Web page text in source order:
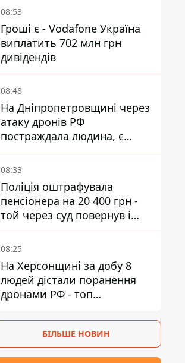
08:53
Гроші є - Vodafone Україна
виплатить 702 млн грн
дивідендів
08:48
На Дніпропетровщині через
атаку дронів РФ
постраждала людина, є
пожежі та пошкодження
08:33
Поліція оштрафувала
пенсіонера на 20 400 грн -
той через суд повернув і
гроші, і отримав 3 тис. грн
моральної шкоди
08:25
На Херсонщині за добу 8
людей дістали поранення
дронами РФ - топ
БІЛЬШЕ НОВИН